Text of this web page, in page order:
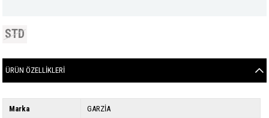
STD
ÜRÜN ÖZELLIKLERI
Marka GARZİA